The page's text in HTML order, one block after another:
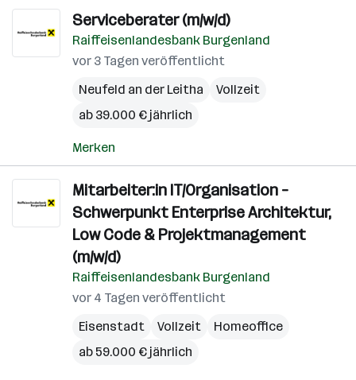
Serviceberater (m/w/d)
Raiffeisenlandesbank Burgenland
vor 3 Tagen veröffentlicht
Neufeld an der Leitha
Vollzeit
ab 39.000 € jährlich
Merken
Mitarbeiter:in IT/Organisation –
Schwerpunkt Enterprise Architektur,
Low Code & Projektmanagement
(m/w/d)
Raiffeisenlandesbank Burgenland
vor 4 Tagen veröffentlicht
Eisenstadt
Vollzeit
Homeoffice
ab 59.000 € jährlich